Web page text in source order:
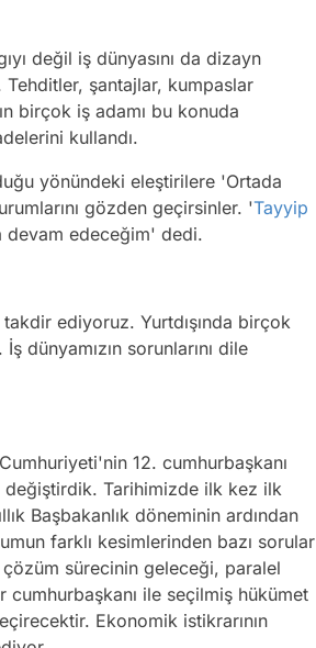
değil iş dünyasını da dizayn
şantajlar, kumpaslar
birçok iş adamı bu konuda
kullandı.
yönündeki eleştirilere 'Ortada
gözden geçirsinler. 'Tayyip
devam edeceğim' dedi.
takdir ediyoruz. Yurtdışında birçok
dünyamızın sorunlarını dile
12. cumhurbaşkanı
değiştirdik. Tarihimizde ilk kez ilk
Başbakanlık döneminin ardından
farklı kesimlerinden bazı sorular
sürecinin geleceği, paralel
ile seçilmiş hükümet
Ekonomik istikrarının